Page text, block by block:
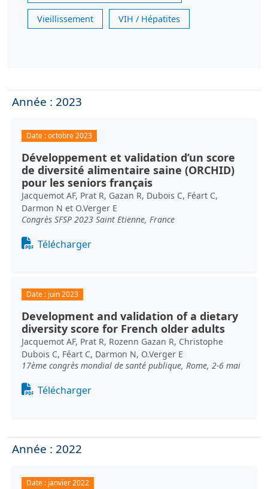
Vieillissement VIH / Hépatites
Année : 2023
Date :octobre 2023
Développement et validation d’un score
de diversité alimentaire saine (ORCHID)
pour les seniors français
Jacquemot AF, Prat R, Gazan R, Dubois C, Féart C,
Darmon N et O.Verger E
Congrès SFSP 2023 Saint Etienne, France
Document
Télécharger
Date : juin 2023
Development and validation of a dietary
diversity score for French older adults
Jacquemot AF, Prat R, Rozenn Gazan R, Christophe
Dubois C, Féart C, Darmon N, O.Verger E
17ème congrès mondial de santé publique, Rome, 2-6 mai
Document
Télécharger
Année : 2022
Date : janvier 2022